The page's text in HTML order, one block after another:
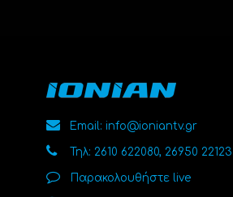
Email: info@ioniantv.gr
Τηλ: 2610 622080, 26950 22123
Παρακολουθήστε live